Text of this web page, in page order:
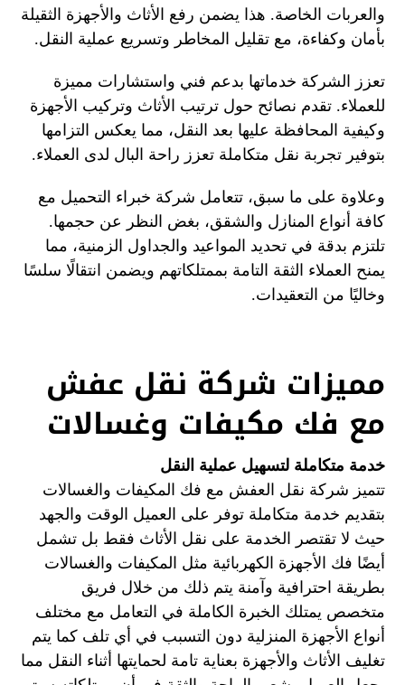
والعربات الخاصة. هذا يضمن رفع الأثاث والأجهزة الثقيلة
بأمان وكفاءة، مع تقليل المخاطر وتسريع عملية النقل.
تعزز الشركة خدماتها بدعم فني واستشارات مميزة
للعملاء. تقدم نصائح حول ترتيب الأثاث وتركيب الأجهزة
وكيفية المحافظة عليها بعد النقل، مما يعكس التزامها
بتوفير تجربة نقل متكاملة تعزز راحة البال لدى العملاء.
وعلاوة على ما سبق، تتعامل شركة خبراء التحميل مع
كافة أنواع المنازل والشقق، بغض النظر عن حجمها.
تلتزم بدقة في تحديد المواعيد والجداول الزمنية، مما
يمنح العملاء الثقة التامة بممتلكاتهم ويضمن انتقالًا سلسًا
وخاليًا من التعقيدات.
مميزات شركة نقل عفش
مع فك مكيفات وغسالات
خدمة متكاملة لتسهيل عملية النقل
تتميز شركة نقل العفش مع فك المكيفات والغسالات
بتقديم خدمة متكاملة توفر على العميل الوقت والجهد
حيث لا تقتصر الخدمة على نقل الأثاث فقط بل تشمل
أيضًا فك الأجهزة الكهربائية مثل المكيفات والغسالات
بطريقة احترافية وآمنة يتم ذلك من خلال فريق
متخصص يمتلك الخبرة الكاملة في التعامل مع مختلف
أنواع الأجهزة المنزلية دون التسبب في أي تلف كما يتم
تغليف الأثاث والأجهزة بعناية تامة لحمايتها أثناء النقل مما